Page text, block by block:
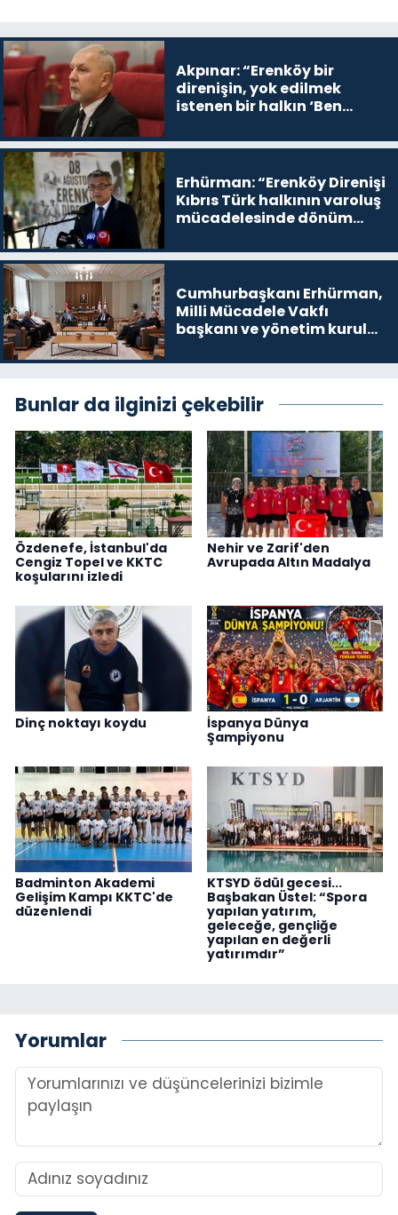
Akpınar: “Erenköy bir
direnişin, yok edilmek
istenen bir halkın ‘Ben
devam edeceğim’ dediği
Erhürman: “Erenköy Direnişi
Kıbrıs Türk halkının varoluş
mücadelesinde dönüm
Cumhurbaşkanı Erhürman,
Milli Mücadele Vakfı
başkanı ve yönetim kurulu
Bunlar da ilginizi çekebilir
Özdenefe, İstanbul'da
Cengiz Topel ve KKTC
koşularını izledi
Nehir ve Zarif'den
Avrupada Altın Madalya
Dinç noktayı koydu
İspanya Dünya
Şampiyonu
Badminton Akademi
Gelişim Kampı KKTC'de
düzenlendi
KTSYD ödül gecesi...
Başbakan Üstel: “Spora
yapılan yatırım,
geleceğe, gençliğe
yapılan en değerli
yatırımdır”
Yorumlar